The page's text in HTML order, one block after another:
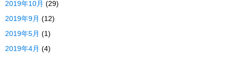
2019年10月 (29)
2019年9月 (12)
2019年5月 (1)
2019年4月 (4)